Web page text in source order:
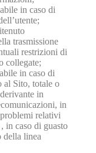
in caso di
trasmissione
restrizioni di
collegate;
in caso di
al Sito, totale o
in
in
relativi
in caso di guasto
della linea